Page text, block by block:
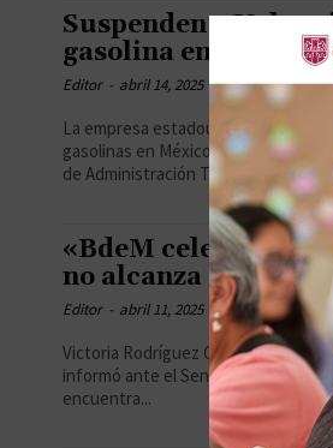
Suspenden a
gasolina en México
Editor - abril 14, 2025
La empresa estadounidense
gasolinas en México, fue notificada
de Administración Tributaria...
«BdeM celebra
no alcanza su meta»
Editor - abril 11, 2025
Victoria Rodríguez Ceja,
informó ante el Senado que la
encuentra...